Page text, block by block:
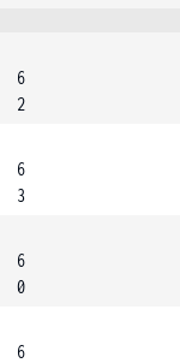
6
2
6
3
6
0
6